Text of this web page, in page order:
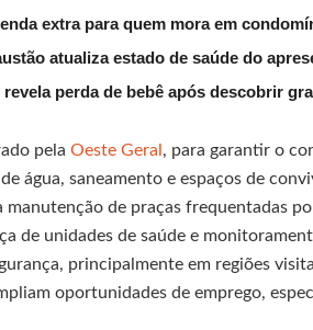
extra para quem mora em
atualiza estado de saúde do
perda de bebê após descobrir
pela Oeste Geral , para garantir o
água, saneamento e espaços de
manutenção de praças frequentadas
de unidades de saúde e
principalmente em regiões
oportunidades de emprego,